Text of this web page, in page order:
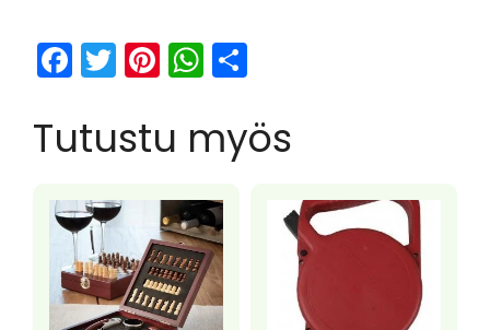
F
a
c
e
b
o
o
k
T
w
itt
er
Pi
nt
er
e
st
W
h
a
ts
A
p
p
ar
e
Tutustu myös